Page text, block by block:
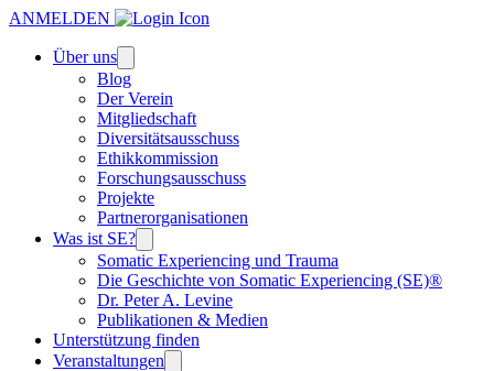
ANMELDEN
Über uns
Blog
Der Verein
Mitgliedschaft
Diversitätsausschuss
Ethikkommission
Forschungsausschuss
Projekte
Partnerorganisationen
Was ist SE?
Somatic Experiencing und Trauma
Die Geschichte von Somatic Experiencing (SE)®
Dr. Peter A. Levine
Publikationen & Medien
Unterstützung finden
Veranstaltungen